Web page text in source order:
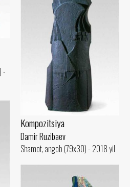
-
Kompozitsiya
Damir Ruzibaev
Shamot, angob (79x30) - 2018 yil